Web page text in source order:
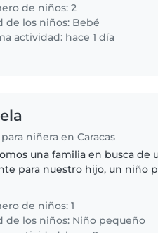
de niños: 2
de los niños: Bebé
actividad: hace 1 día
niñera en Caracas
una familia en busca de
para nuestro hijo, un niño
a con la..
de niños: 1
de los niños: Niño pequeño